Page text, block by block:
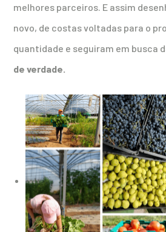
melhores parceiros. E assim
novo, de costas voltadas para o
quantidade e seguiram em busca
de verdade.